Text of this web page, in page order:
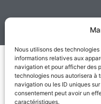
Nous utilisons des
informations relatives aux
navigation et pour afficher des
technologies nous autorisera à
navigation ou les ID uniques
consentement peut avoir un
caractéristiques.